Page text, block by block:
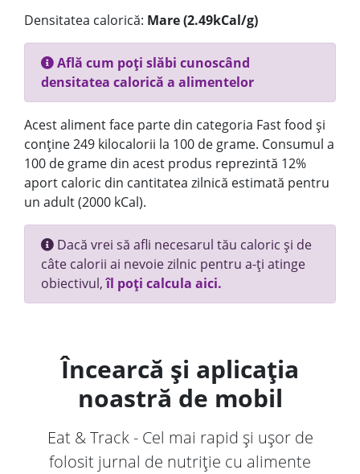
Densitatea calorică: Mare (2.49kCal/g)
Află cum poți slăbi cunoscând
densitatea calorică a alimentelor
Acest aliment face parte din categoria Fast food și
conține 249 kilocalorii la 100 de grame. Consumul a
100 de grame din acest produs reprezintă 12%
aport caloric din cantitatea zilnică estimată pentru
un adult (2000 kCal).
Dacă vrei să afli necesarul tău caloric și de
câte calorii ai nevoie zilnic pentru a-ți atinge
obiectivul,îl poți calcula aici.
Încearcă și aplicația
noastră de mobil
Eat & Track - Cel mai rapid și ușor de
folosit jurnal de nutriție cu alimente